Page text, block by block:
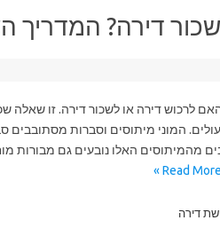
דירה? המדריך
לרכוש דירה או לשכור דירה. זו שאלה
המוני מיתוסים וסברות מסתובבים
מהמיתוסים האלו נובעים גם מבורות
Read More »
דירה